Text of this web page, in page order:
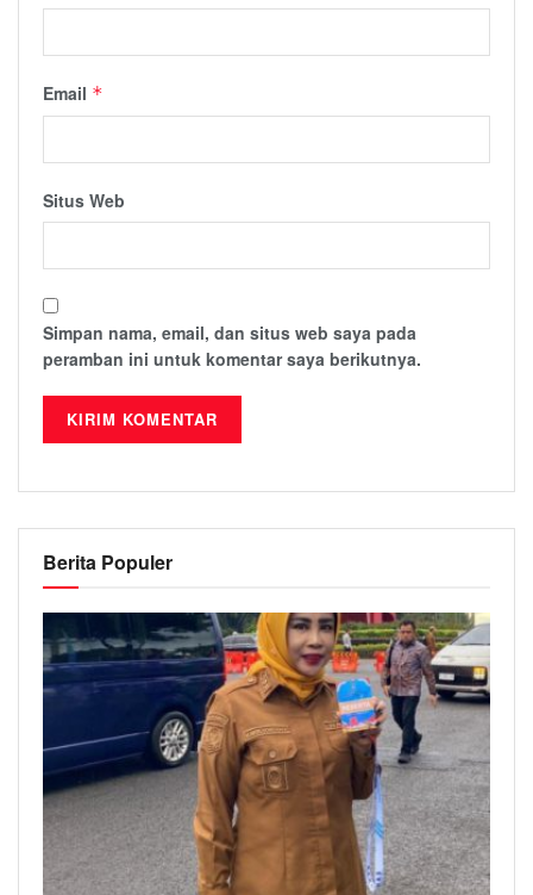
Email *
Situs Web
Simpan nama, email, dan situs web saya pada
peramban ini untuk komentar saya berikutnya.
Berita Populer